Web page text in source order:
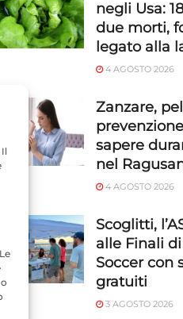
negli Usa:
due morti,
legato alla
4 AGOSTO 2026
Zanzare,
sapere
nel
4 AGOSTO 2026
Scoglitti,
alle Finali
Soccer con
gratuiti
3 AGOSTO 2026